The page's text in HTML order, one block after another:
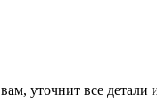
уточнит все детали